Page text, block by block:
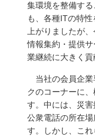
集環境を整備す
も、各種ITの特
上がりましたが
情報集約・提供
業継続に大きく貢
当社の会員企業
クのコーナーに
す。中には、災
公衆電話の所在
す。しかし、こ